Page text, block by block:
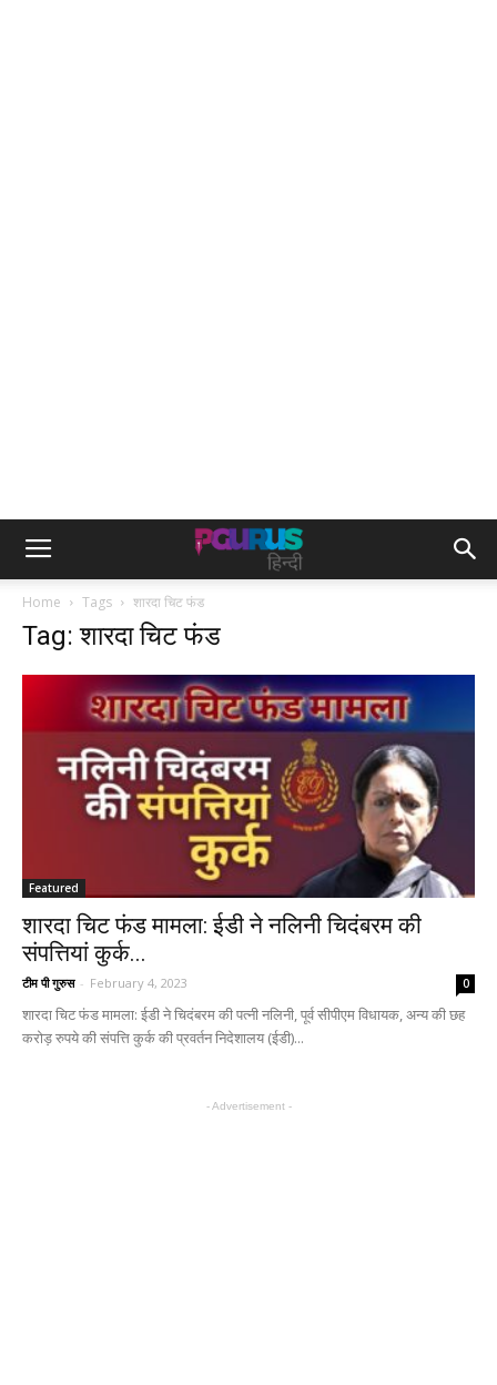
Home Tags शारदा चिट फंड
Tag: शारदा चिट फंड
Featured
शारदा चिट फंड मामला: ईडी ने नलिनी चिदंबरम की
संपत्तियां कुर्क...
टीम पी गुरुस - February 4, 2023 0
शारदा चिट फंड मामला: ईडी ने चिदंबरम की पत्नी नलिनी, पूर्व सीपीएम विधायक, अन्य की छह
करोड़ रुपये की संपत्ति कुर्क की प्रवर्तन निदेशालय (ईडी)...
- Advertisement -